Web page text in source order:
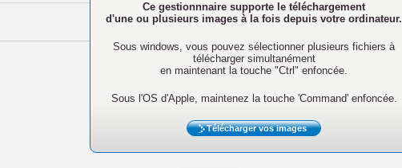
Ce gestionnnaire supporte le téléchargement
d'une ou plusieurs images à la fois depuis votre ordinateur.
Sous windows, vous pouvez sélectionner plusieurs fichiers à
télécharger simultanément
en maintenant la touche "Ctrl" enfoncée.
Sous l'OS d'Apple, maintenez la touche 'Command' enfoncée.
Télécharger vos images